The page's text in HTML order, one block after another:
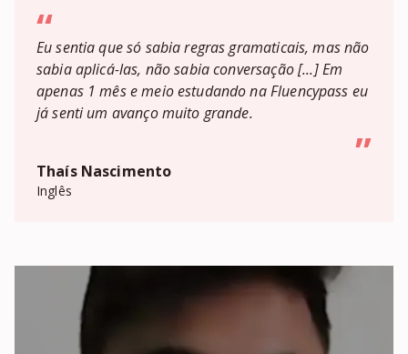
“
Eu sentia que só sabia regras gramaticais, mas não
sabia aplicá-las, não sabia conversação [...] Em
apenas 1 mês e meio estudando na Fluencypass eu
já senti um avanço muito grande.
”
Thaís Nascimento
Inglês